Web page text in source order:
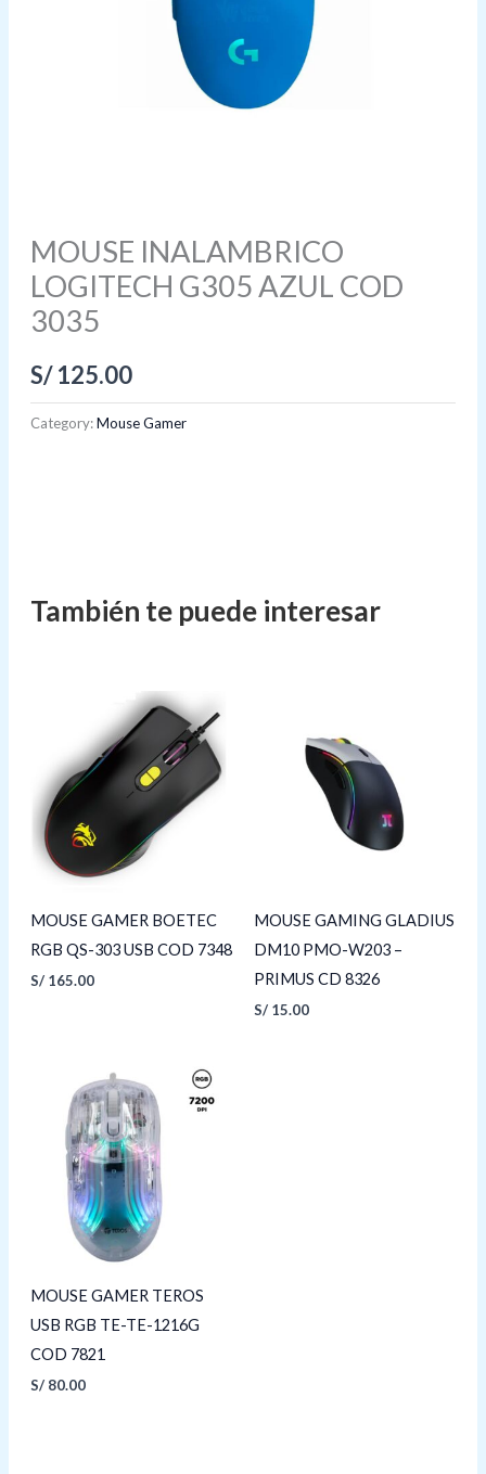
MOUSE INALAMBRICO
LOGITECH G305 AZUL COD
3035
S/125.00
Category:Mouse Gamer
MOUSE GAMER BOETEC
RGB QS-303 USB COD 7348
S/165.00
MOUSE GAMING GLADIUS
DM10 PMO-W203 –
PRIMUS CD 8326
S/ 15.00
MOUSE GAMER TEROS
USB RGB TE-TE-1216G
COD 7821
S/80.00